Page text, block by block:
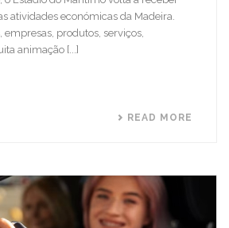
atividades económicas da Madeira.
empresas, produtos, serviços,
animação [...]
READ MORE